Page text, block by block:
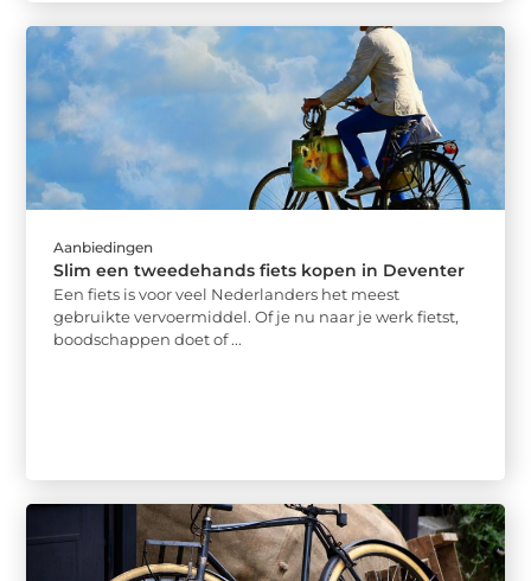
Aanbiedingen
Slim een tweedehands fiets kopen in Deventer
Een fiets is voor veel Nederlanders het meest
gebruikte vervoermiddel. Of je nu naar je werk fietst,
boodschappen doet of ...